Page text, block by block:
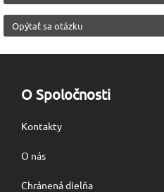
Opýtať sa otázku
O Spoločnosti
Kontakty
O nás
Chránená dielňa